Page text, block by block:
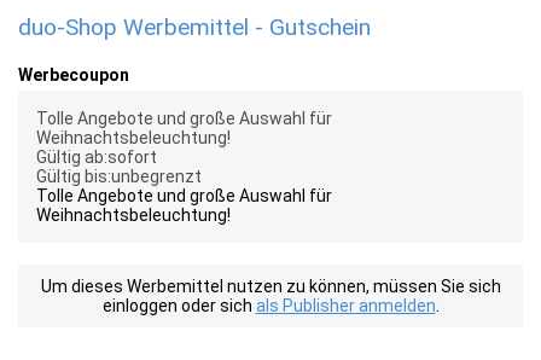
duo-Shop Werbemittel - Gutschein
Werbecoupon
Tolle Angebote und große Auswahl für
Weihnachtsbeleuchtung!
Gültig ab:sofort
Gültig bis:unbegrenzt
Tolle Angebote und große Auswahl für
Weihnachtsbeleuchtung!
Um dieses Werbemittel nutzen zu können, müssen Sie sich
einloggen oder sich als Publisher anmelden